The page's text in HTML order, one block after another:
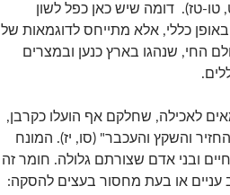
טז). דומה שיש כאן כפל לשון
כללי, אלא מתייחס לדוגמאות של
החי, שנהגו בארץ כנען ובמצרים
לאכילה, שחלקם אף הועלו כקרבן,
והשקץ והעכבר" (סו, יז). המונח
ובני אדם שצורתם גלולה. חומר זה
או בעת מחסור בעצים להסקה: